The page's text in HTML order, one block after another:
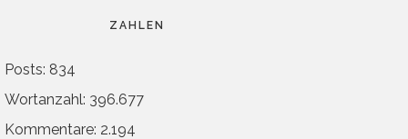
ZAHLEN
Posts: 834
Wortanzahl: 396.677
Kommentare: 2.194